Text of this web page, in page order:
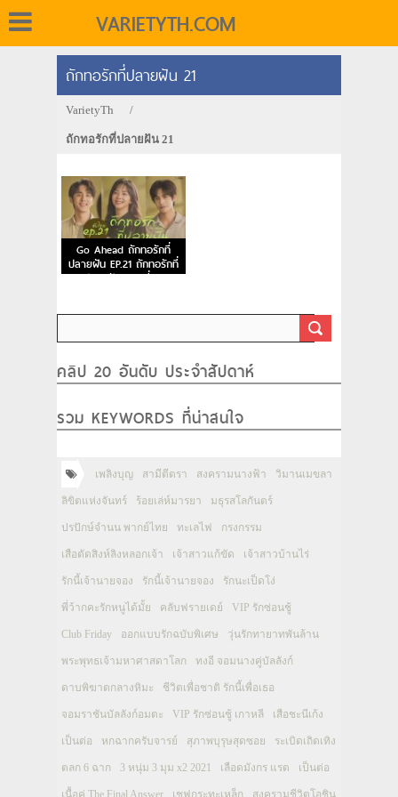
VARIETYTH.COM
ถักทอรักที่ปลายฝัน 21
VarietyTh /
ถักทอรักที่ปลายฝัน 21
Go Ahead ถักทอรักที่
ปลายฝัน EP.21 ถักทอรักที่
ปลายฝัน ตอนที่ 21
คลิป 20 อันดับ ประจำสัปดาห์
รวม KEYWORDS ที่น่าสนใจ
เพลิงบุญ สามีตีตรา สงครามนางฟ้า วิมานเมขลา
ลิขิตแห่งจันทร์ ร้อยเล่ห์มารยา มธุรสโลกันตร์
ปรปักษ์จำนน พากย์ไทย ทะเลไฟ กรงกรรม
เสือตัดสิงห์ลิงหลอกเจ้า เจ้าสาวแก้ขัด เจ้าสาวบ้านไร่
รักนี้เจ้านายจอง รักนี้เจ้านายจอง รักนะเป็ดโง่
พี่ว้ากคะรักหนูได้มั้ย คลับฟรายเดย์ VIP รักซ่อนชู้
Club Friday ออกแบบรักฉบับพิเศษ วุ่นรักทายาทพันล้าน
พระพุทธเจ้ามหาศาสดาโลก ทงอี จอมนางคู่บัลลังก์
ดาบพิฆาตกลางหิมะ ชีวิตเพื่อชาติ รักนี้เพื่อเธอ
จอมราชันบัลลังก์อมตะ VIP รักซ่อนชู้ เกาหลี เสือชะนีเก้ง
เป็นต่อ หกฉากครับจารย์ สุภาพบุรุษสุดซอย ระเบิดเถิดเทิง
ตลก 6 ฉาก 3 หนุ่ม 3 มุม x2 2021 เลือดมังกร แรด เป็นต่อ
เนื้อคู่ The Final Answer เชฟกระทะเหล็ก สงครามชีวิตโอชิน